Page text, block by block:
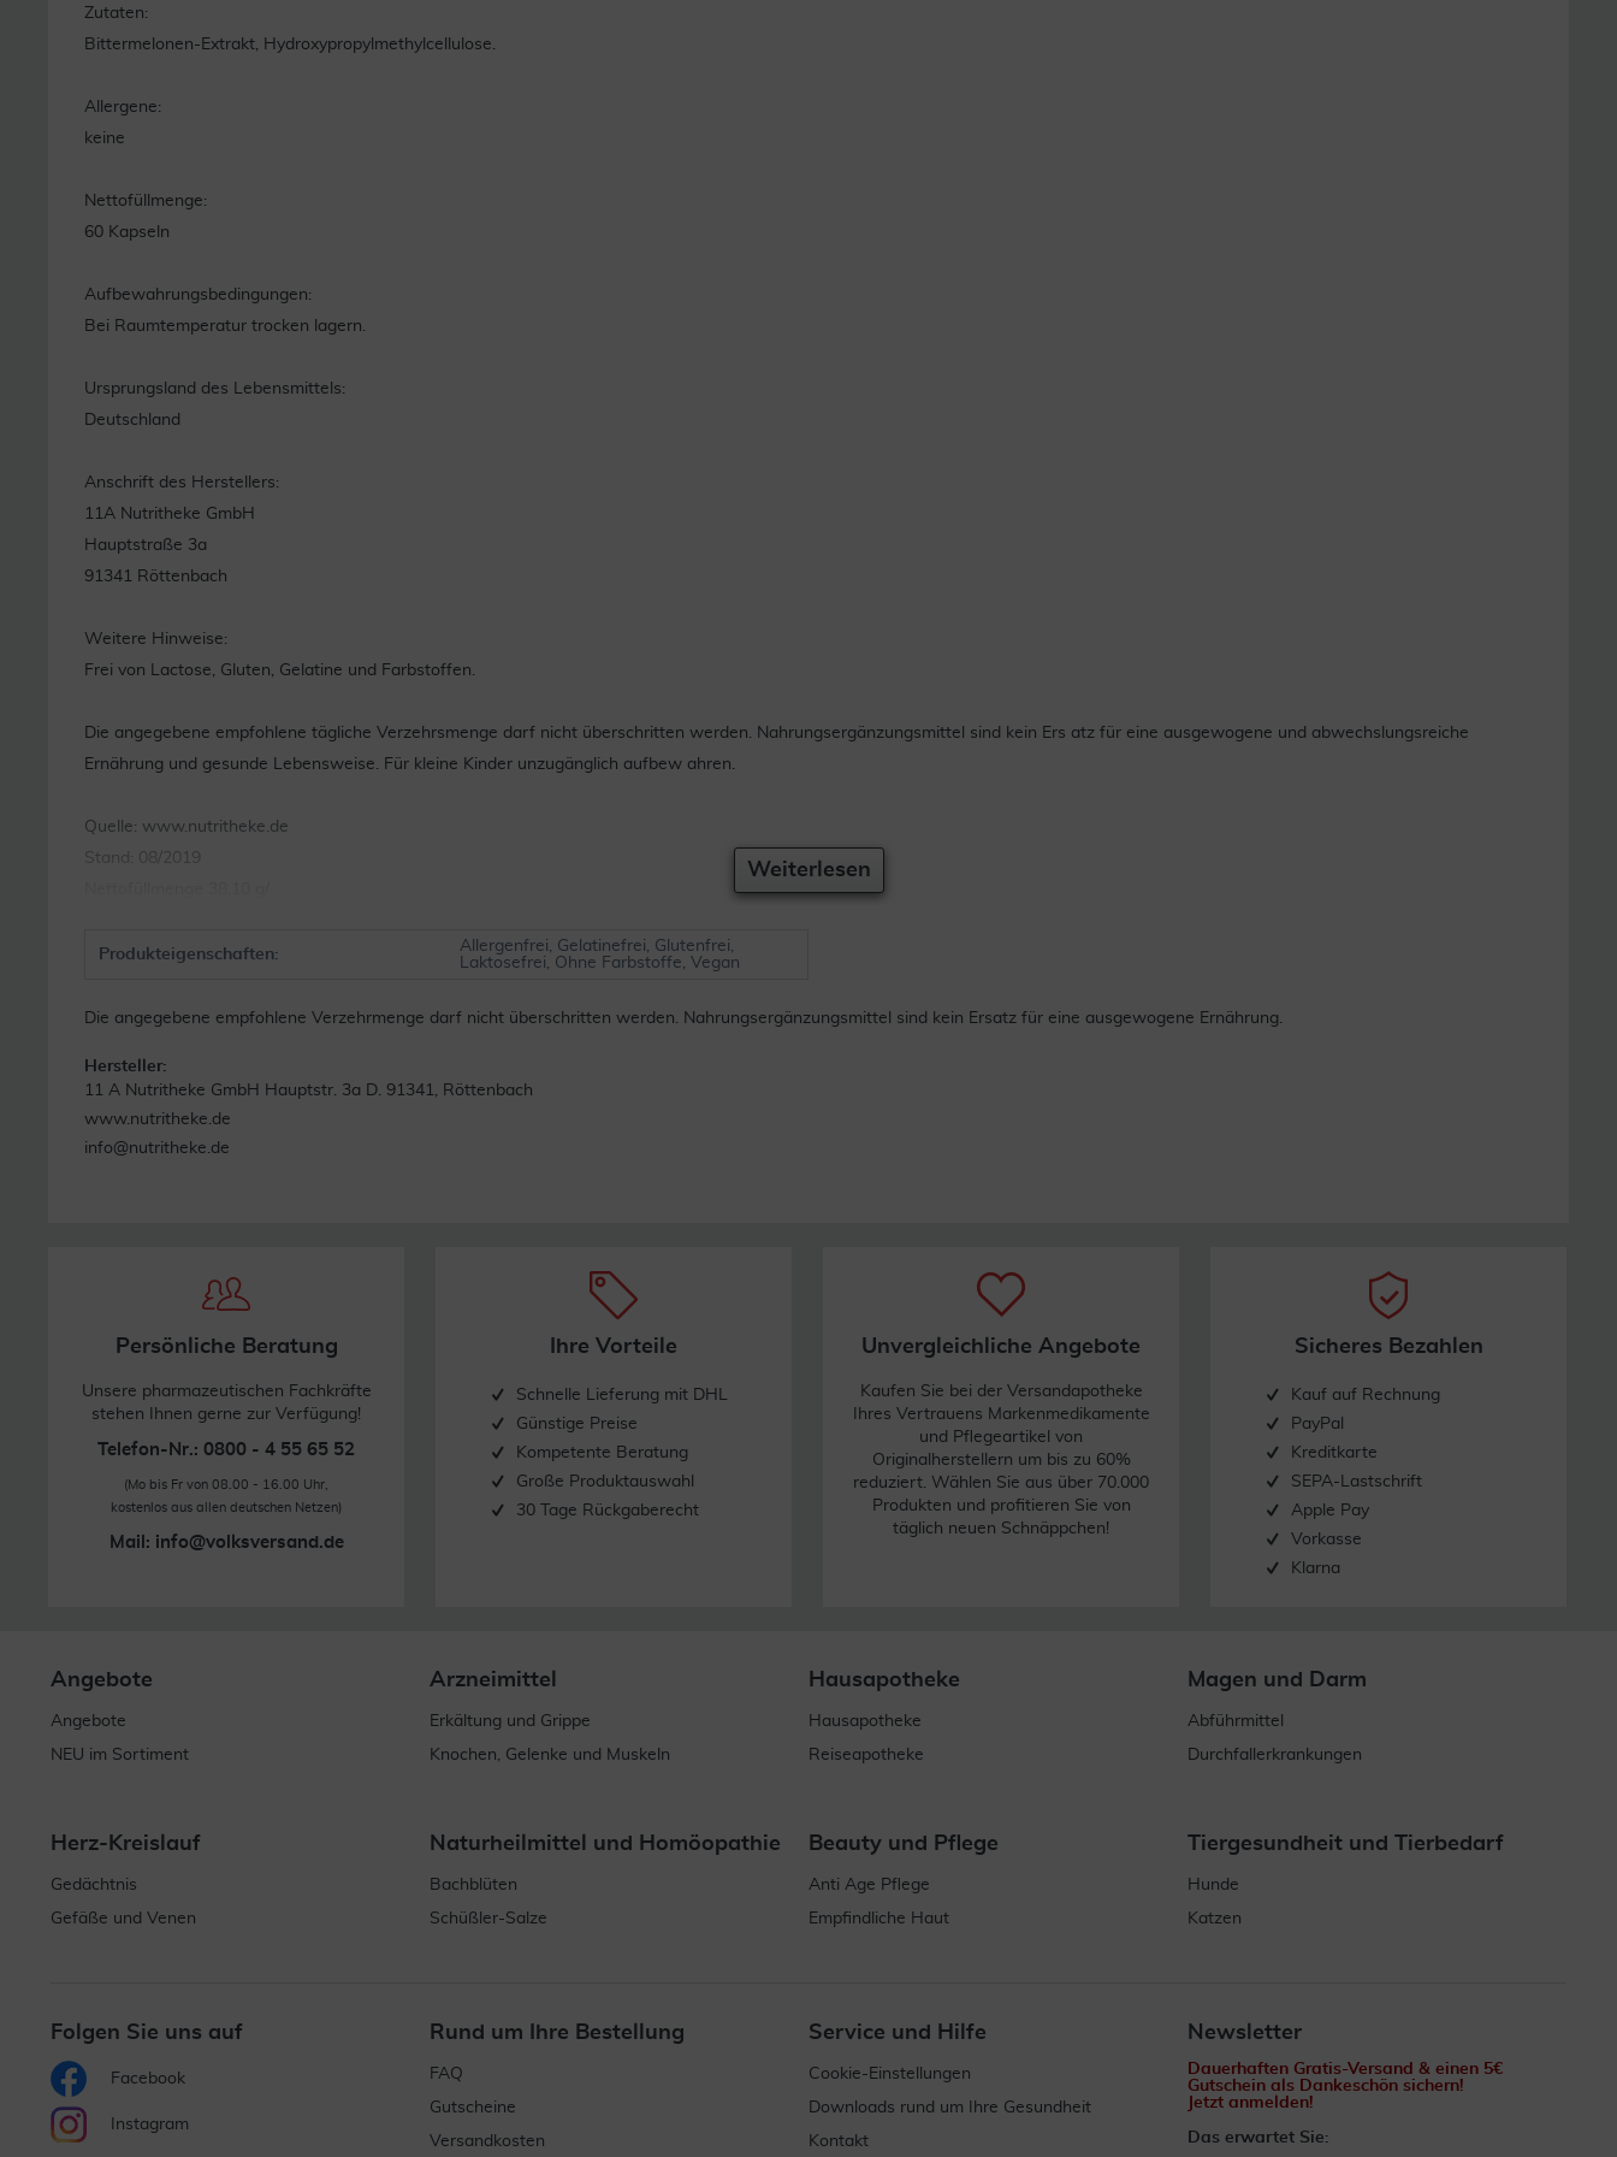
Zutaten:
Bittermelonen-Extrakt, Hydroxypropylmethylcellulose.
Allergene:
keine
Nettofüllmenge:
60 Kapseln
Aufbewahrungsbedingungen:
Bei Raumtemperatur trocken lagern.
Ursprungsland des Lebensmittels:
Deutschland
Anschrift des Herstellers:
11A Nutritheke GmbH
Hauptstraße 3a
91341 Röttenbach
Weitere Hinweise:
Frei von Lactose, Gluten, Gelatine und Farbstoffen.
Die angegebene empfohlene tägliche Verzehrsmenge darf nicht überschritten werden. Nahrungsergänzungsmittel sind kein Ers atz für eine ausgewogene und abwechslungsreiche
Ernährung und gesunde Lebensweise. Für kleine Kinder unzugänglich aufbew ahren.
Quelle: www.nutritheke.de
Stand: 08/2019
Weiterlesen
Produkteigenschaften:
Allergenfrei, Gelatinefrei, Glutenfrei,
Laktosefrei, Ohne Farbstoffe, Vegan
Die angegebene empfohlene Verzehrmenge darf nicht überschritten werden. Nahrungsergänzungsmittel sind kein Ersatz für eine ausgewogene Ernährung.
Hersteller:
11 A Nutritheke GmbH Hauptstr. 3a D. 91341, Röttenbach
www.nutritheke.de
info@nutritheke.de
Persönliche Beratung
Unsere pharmazeutischen Fachkräfte
stehen Ihnen gerne zur Verfügung!
Telefon-Nr.: 0800 - 4 55 65 52
(Mo bis Fr von 08.00 - 16.00 Uhr,
kostenlos aus allen deutschen Netzen)
Mail: info@volksversand.de
Ihre Vorteile
Schnelle Lieferung mit DHL
Günstige Preise
Kompetente Beratung
Große Produktauswahl
30 Tage Rückgaberecht
Unvergleichliche Angebote
Kaufen Sie bei der Versandapotheke
Ihres Vertrauens Markenmedikamente
und Pflegeartikel von
Originalherstellern um bis zu 60%
reduziert. Wählen Sie aus über 70.000
Produkten und profitieren Sie von
täglich neuen Schnäppchen!
Sicheres Bezahlen
Kauf auf Rechnung
PayPal
Kreditkarte
SEPA-Lastschrift
Apple Pay
Vorkasse
Klarna
Angebote
Angebote
NEU im Sortiment
Arzneimittel
Erkältung und Grippe
Knochen, Gelenke und Muskeln
Hausapotheke
Hausapotheke
Reiseapotheke
Magen und Darm
Abführmittel
Durchfallerkrankungen
Herz-Kreislauf
Gedächtnis
Gefäße und Venen
Naturheilmittel und Homöopathie
Bachblüten
Schüßler-Salze
Beauty und Pflege
Anti Age Pflege
Empfindliche Haut
Tiergesundheit und Tierbedarf
Hunde
Katzen
Folgen Sie uns auf
Facebook
Instagram
Rund um Ihre Bestellung
FAQ
Gutscheine
Versandkosten
Service und Hilfe
Cookie-Einstellungen
Downloads rund um Ihre Gesundheit
Kontakt
Newsletter
Dauerhaften Gratis-Versand & einen 5€
Gutschein als Dankeschön sichern!
Jetzt anmelden!
Das erwartet Sie: